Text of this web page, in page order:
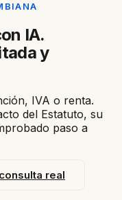
IA.
y
IVA o renta.
del Estatuto, su
paso a
real